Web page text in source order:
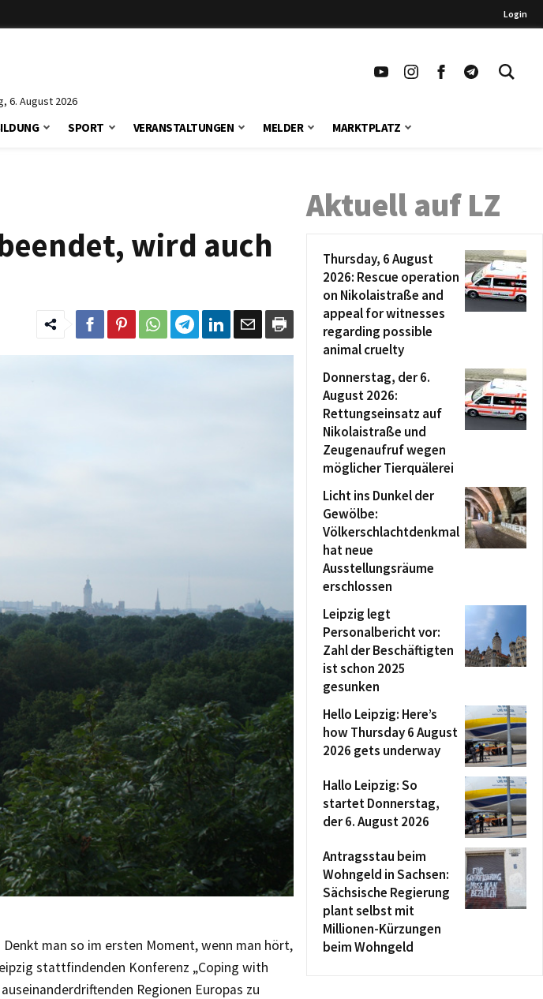
Login
6. August 2026
SPORT VERANSTALTUNGEN MELDER MARKTPLATZ
wird auch
man so im ersten Moment, wenn man hört,
stattfindenden Konferenz „Coping with
Regionen Europas zu
Aktuell auf LZ
Thursday, 6 August
2026: Rescue operation
on Nikolaistraße and
appeal for witnesses
regarding possible
animal cruelty
Donnerstag, der 6.
August 2026:
Rettungseinsatz auf
Nikolaistraße und
Zeugenaufruf wegen
möglicher Tierquälerei
Licht ins Dunkel der
Gewölbe:
Völkerschlachtdenkmal
hat neue
Ausstellungsräume
erschlossen
Leipzig legt
Personalbericht vor:
Zahl der Beschäftigten
ist schon 2025
gesunken
Hello Leipzig: Here’s
how Thursday 6 August
2026 gets underway
Hallo Leipzig: So
startet Donnerstag,
der 6. August 2026
Antragsstau beim
Wohngeld in Sachsen:
Sächsische Regierung
plant selbst mit
Millionen-Kürzungen
beim Wohngeld